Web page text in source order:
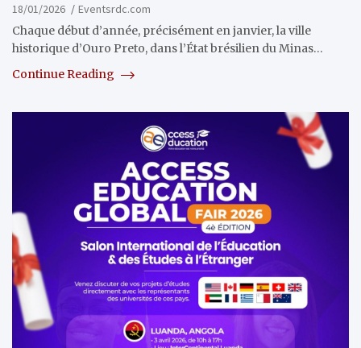
18/01/2026
Eventsrdc.com
Chaque début d’année, précisément en janvier, la ville
historique d’Ouro Preto, dans l’État brésilien du Minas…
Continue Reading